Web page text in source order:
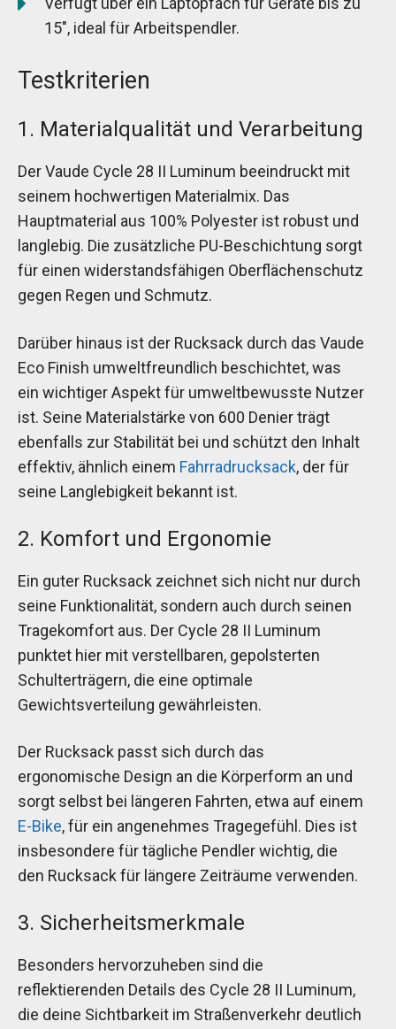
15″, ideal für Arbeitspendler.
Testkriterien
1. Materialqualität und Verarbeitung
Der Vaude Cycle 28 II Luminum beeindruckt mit
seinem hochwertigen Materialmix. Das
Hauptmaterial aus 100% Polyester ist robust und
langlebig. Die zusätzliche PU-Beschichtung sorgt
für einen widerstandsfähigen Oberflächenschutz
gegen Regen und Schmutz.
Darüber hinaus ist der Rucksack durch das Vaude
Eco Finish umweltfreundlich beschichtet, was
ein wichtiger Aspekt für umweltbewusste Nutzer
ist. Seine Materialstärke von 600 Denier trägt
ebenfalls zur Stabilität bei und schützt den Inhalt
effektiv, ähnlich einem Fahrradrucksack, der für
seine Langlebigkeit bekannt ist.
2. Komfort und Ergonomie
Ein guter Rucksack zeichnet sich nicht nur durch
seine Funktionalität, sondern auch durch seinen
Tragekomfort aus. Der Cycle 28 II Luminum
punktet hier mit verstellbaren, gepolsterten
Schulterträgern, die eine optimale
Gewichtsverteilung gewährleisten.
Der Rucksack passt sich durch das
ergonomische Design an die Körperform an und
sorgt selbst bei längeren Fahrten, etwa auf einem
E-Bike, für ein angenehmes Tragegefühl. Dies ist
insbesondere für tägliche Pendler wichtig, die
den Rucksack für längere Zeiträume verwenden.
3. Sicherheitsmerkmale
Besonders hervorzuheben sind die
reflektierenden Details des Cycle 28 II Luminum,
die deine Sichtbarkeit im Straßenverkehr deutlich